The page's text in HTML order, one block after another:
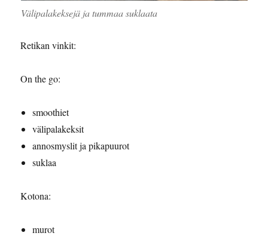
Välipalakeksejä ja tummaa suklaata
Retikan vinkit:
On the go:
smoothiet
välipalakeksit
annosmyslit ja pikapuurot
suklaa
Kotona:
murot